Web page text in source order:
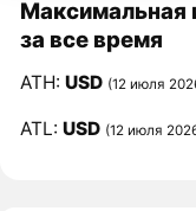
Максимальная
за все время
ATH:USD (12 июля
ATL:USD (12 июля